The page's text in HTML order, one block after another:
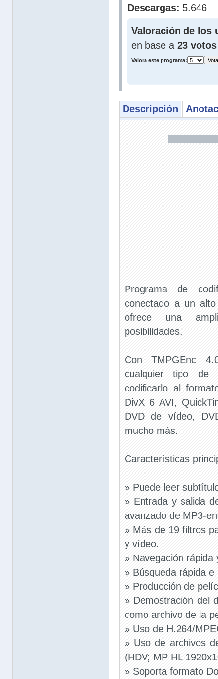
Descargas: 5.646
Valoración de los
en base a 23 votos
Valora este programa:
Descripción
Programa de
conectado a un
ofrece una
posibilidades.
Con TMPGEnc
cualquier tipo de
codificarlo al
DivX 6 AVI,
DVD de vídeo,
mucho más.
Características
» Puede leer
» Entrada y salida
avanzado de MP3-
» Más de 19 filtros
y vídeo.
» Navegación rápida
» Búsqueda rápida e
» Producción de
» Demostración del
como archivo de la
» Uso de H.264/
» Uso de archivos
(HDV; MP HL
» Soporta formato